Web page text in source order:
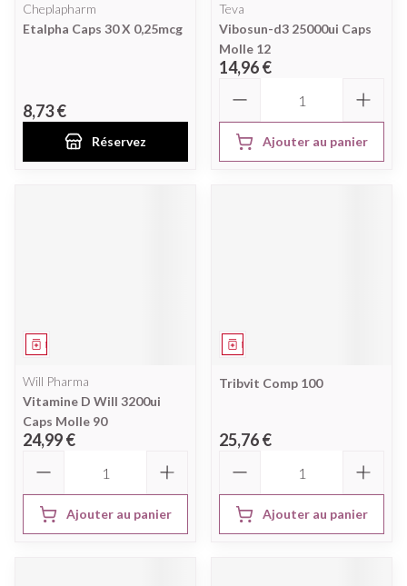
Cheplapharm
Etalpha Caps 30 X 0,25mcg
8,73 €
Réservez
Teva
Vibosun-d3 25000ui Caps
Molle 12
14,96 €
Ajouter au panier
Médicament
Will Pharma
Vitamine D Will 3200ui
Caps Molle 90
24,99 €
Ajouter au panier
Médicament
Tribvit Comp 100
25,76 €
Ajouter au panier